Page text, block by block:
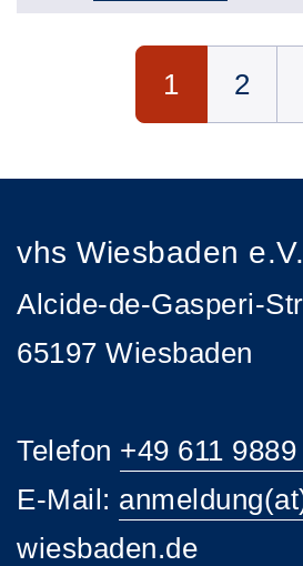
Seite 1 von 21 2
vhs Wiesbaden e.V.
Alcide-de-Gasperi-
65197 Wiesbaden
Telefon +49 611
E-Mail:
wiesbaden.de